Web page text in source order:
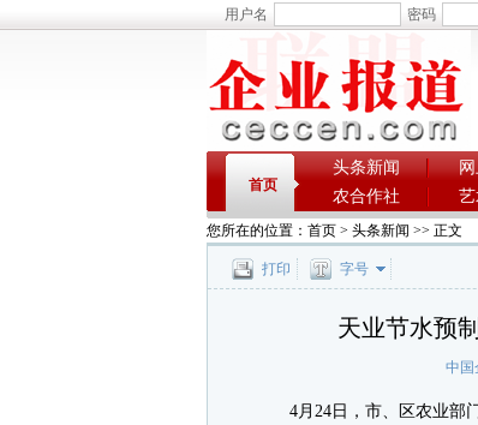
用户名 密码
首页
头条新闻 网
农合作社
您所在的位置： 首页 > 头条新闻 >> 正文
打印 字号
天业节水预
中国
4月24日，市、区农业部门